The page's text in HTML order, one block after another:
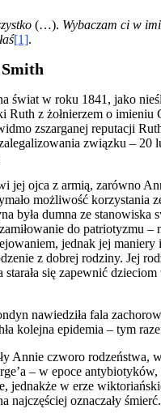
(…). Wybaczam ci w
[1].
świat w roku 1841, jako
Ruth z żołnierzem o imieniu
zszarganej reputacji
związku – 20
jej ojca z armią, zarówno
możliwość korzystania
była dumna ze stanowiska
do patriotyzmu –
jednak jej maniery
z dobrej rodziny. Jej
starała się zapewnić
nawiedziła fala
kolejna epidemia – tym
Annie czworo rodzeństwa,
– w epoce
jednakże w erze
najczęściej oznaczały śmierć.